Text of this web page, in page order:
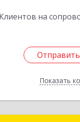
Клиентов на
Показать